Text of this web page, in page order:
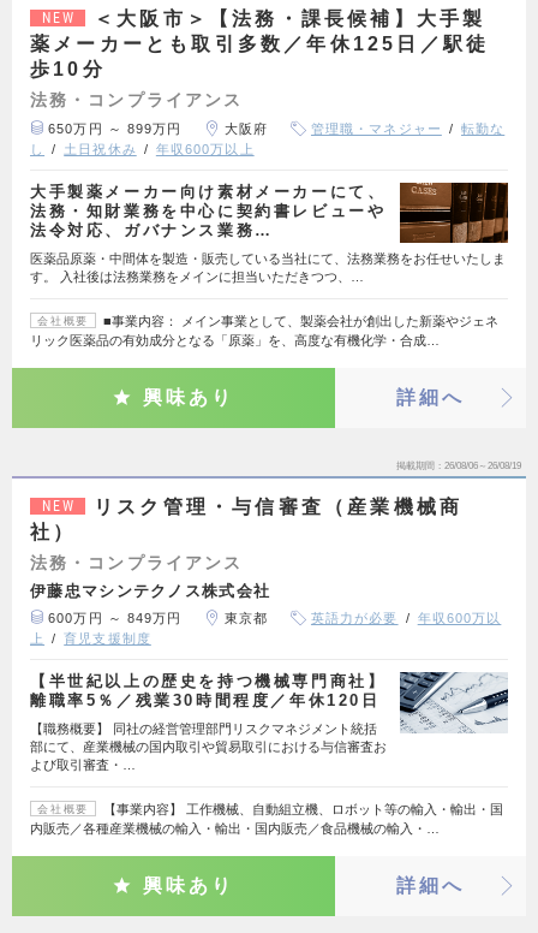
NEW
＜大阪市＞【法務・課長候補】大手製
薬メーカーとも取引多数／年休125日／駅徒
歩10分
法務・コンプライアンス
650万円 ～ 899万円 大阪府 管理職・マネジャー
転勤な
し
土日祝休み 年収600万以上
大手製薬メーカー向け素材メーカーにて、
法務・知財業務を中心に契約書レビューや
法令対応、ガバナンス業務…
医薬品原薬・中間体を製造・販売している当社にて、法務業務をお任せいたしま
す。 入社後は法務業務をメインに担当いただきつつ、…
会社概要
■事業内容： メイン事業として、製薬会社が創出した新薬やジェネ
リック医薬品の有効成分となる「原薬」を、高度な有機化学・合成…
興味あり 詳細へ
掲載期間 26/08/06～26/08/19
NEW
リスク管理・与信審査（産業機械商
社）
法務・コンプライアンス
伊藤忠マシンテクノス株式会社
600万円 ～ 849万円 東京都 英語力が必要
年収600万以
上
育児支援制度
【半世紀以上の歴史を持つ機械専門商社】
離職率5％／残業30時間程度／年休120日
【職務概要】 同社の経営管理部門リスクマネジメント統括
部にて、産業機械の国内取引や貿易取引における与信審査お
よび取引審査・…
会社概要
【事業内容】 工作機械、自動組立機、ロボット等の輸入・輸出・国
内販売／各種産業機械の輸入・輸出・国内販売／食品機械の輸入・…
興味あり 詳細へ